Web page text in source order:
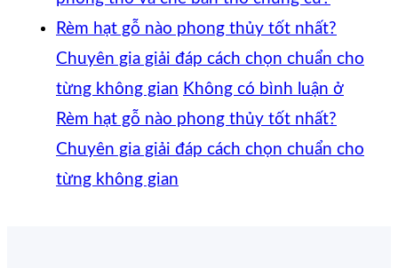
Rèm hạt gỗ nào phong thủy tốt nhất?
Chuyên gia giải đáp cách chọn chuẩn cho
từng không gian Không có bình luận ở
Rèm hạt gỗ nào phong thủy tốt nhất?
Chuyên gia giải đáp cách chọn chuẩn cho
từng không gian